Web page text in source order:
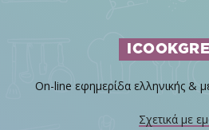
On-line εφημερίδα ελληνικής &
Σχετικά με